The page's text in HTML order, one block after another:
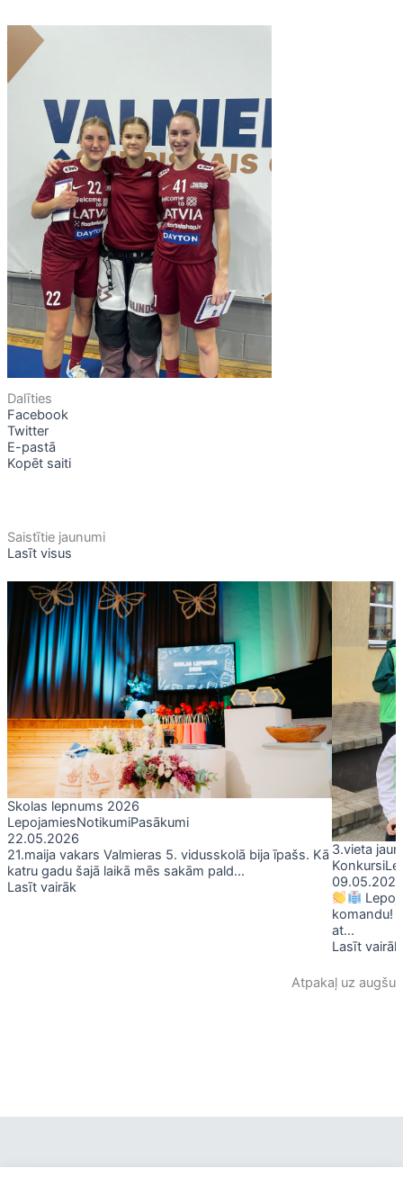
Dalīties
Facebook
Twitter
E-pastā
Kopēt saiti
Saistītie jaunumi
Lasīt visus
Skolas lepnums 2026
LepojamiesNotikumiPasākumi
22.05.2026
21.maija vakars Valmieras 5. vidusskolā bija īpašs. Kā
katru gadu šajā laikā mēs sakām pald...
Lasīt vairāk
3.vieta
Konkursi
09.05.2026
komandu!
at...
Lasīt vairāk
Atpakaļ uz augšu